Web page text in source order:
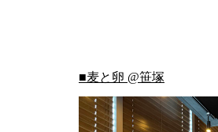
■麦と卵 @笹塚